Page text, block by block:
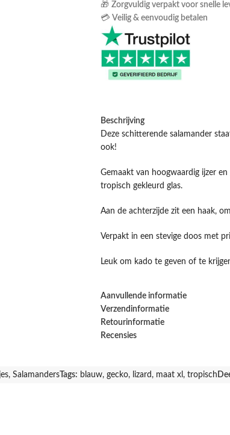
🎁 Zorgvuldig verpakt voor snelle
💳 Veilig & eenvoudig betalen
Beschrijving
Deze schitterende salamander
ook!
Gemaakt van hoogwaardig ijzer
tropisch gekleurd glas.
Aan de achterzijde zit een haak,
Verpakt in een stevige doos met
Leuk om kado te geven of te
Aanvullende informatie
Verzendinformatie
Retourinformatie
Recensies
, Salamanders Tags: blauw, gecko, lizard, maat xl , tropisch